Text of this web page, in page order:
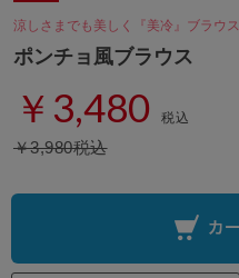
涼しさまでも美しく『美冷』ブラウス
ポンチョ風ブラウス
￥3,480 税込
￥3,980税込